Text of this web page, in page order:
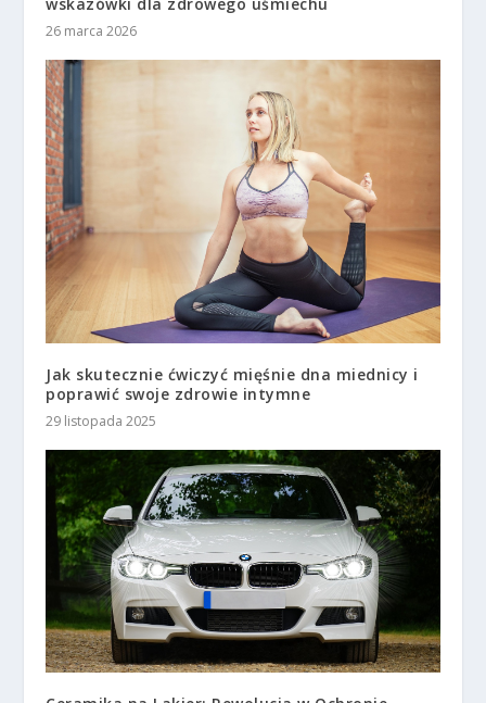
wskazówki dla zdrowego uśmiechu
26 marca 2026
Jak skutecznie ćwiczyć mięśnie dna miednicy i
poprawić swoje zdrowie intymne
29 listopada 2025